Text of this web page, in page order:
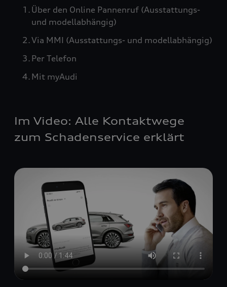
Über den Online Pannenruf (Ausstattungs-
und modellabhängig)
Via MMI (Ausstattungs- und modellabhängig)
Per Telefon
Mit myAudi
Im Video: Alle Kontaktwege
zum Schadenservice erklärt